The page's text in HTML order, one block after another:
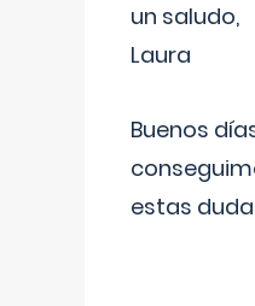
un saludo,
Laura
Buenos
estas